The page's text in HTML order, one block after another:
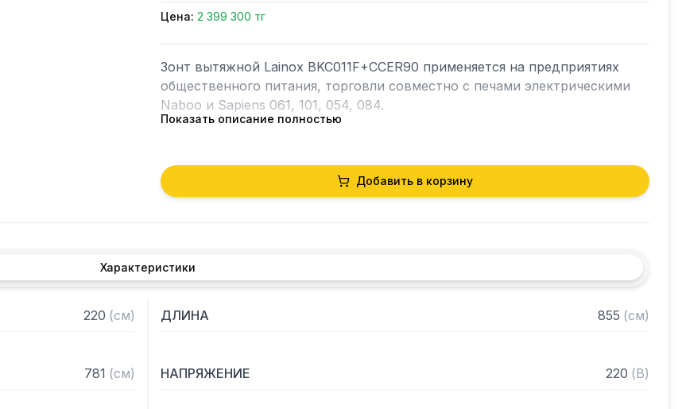
Цена: 2 399 300 тг
Зонт вытяжной Lainox BKC011F+CCER90 применяется на предприятиях
общественного питания, торговли совместно с печами электрическими
Naboo и Sapiens 061, 101, 054, 084.
— Конденсатор воздушного охлаждения
— Внешнее подключение CCER90 под углом 90 градусов
— Для пароконвектоматов с предустановленной опцией NPK/BPK*Для
Показать описание полностью
Добавить в корзину
Характеристики
220 (см) ДЛИНА 855 (см)
781 (см) НАПРЯЖЕНИЕ 220 (В)